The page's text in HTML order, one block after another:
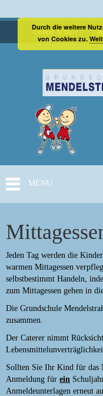
Unsere Schule
MENU
Jeden Tag werden die
warmen Mittagessen
selbstbestimmt Handeln,
zum Mittagessen gehen in
Die Grundschule
zusammen.
Der Caterer nimmt
Sollten Sie Ihr Kind für das
Anmeldung für ein
Anmeldeunterlagen erneut
Durch die weitere
von Cookies zu.